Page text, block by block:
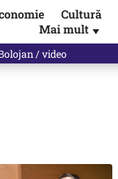
Cultură
Mai mult ▼
/ video